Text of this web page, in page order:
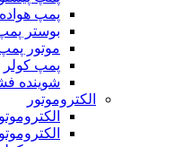
پمپ
بوستر
موتور
پمپ کولر
شوینده
الکتروموتور